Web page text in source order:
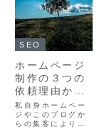
SEO
ホームページ
制作の３つの
依頼理由から
読み取る、ネ
ット集客が売
上につながる
私自身ホームペー
ジやこのブログか
らの集客により、